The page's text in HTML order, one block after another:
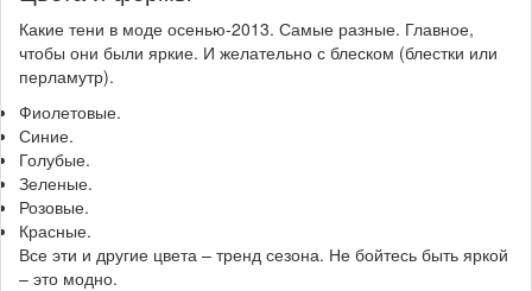
Какие тени в моде осенью-2013. Самые разные. Главное,
чтобы они были яркие. И желательно с блеском (блестки или
перламутр).
Фиолетовые.
Синие.
Голубые.
Зеленые.
Розовые.
Красные.
Все эти и другие цвета – тренд сезона. Не бойтесь быть яркой
– это модно.